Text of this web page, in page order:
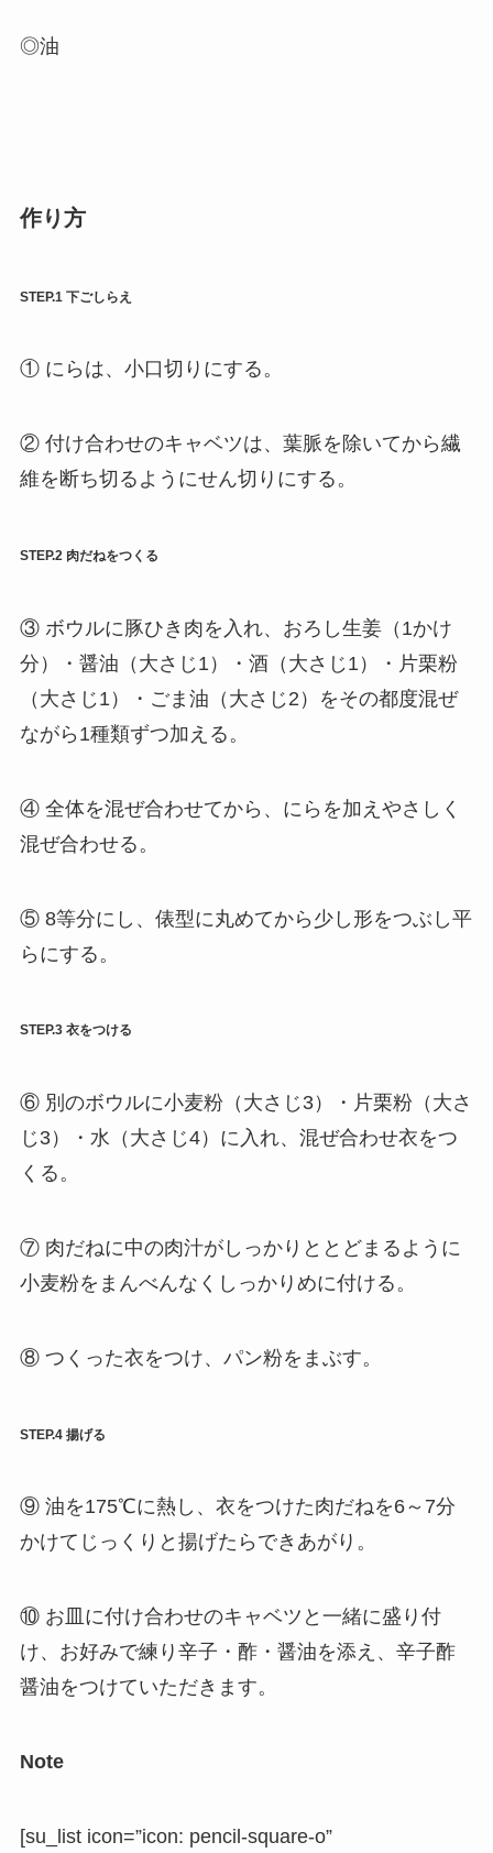
◎油
作り方
STEP.1 下ごしらえ
① にらは、小口切りにする。
② 付け合わせのキャベツは、葉脈を除いてから繊
維を断ち切るようにせん切りにする。
STEP.2 肉だねをつくる
③ ボウルに豚ひき肉を入れ、おろし生姜（1かけ
分）・醤油（大さじ1）・酒（大さじ1）・片栗粉
（大さじ1）・ごま油（大さじ2）をその都度混ぜ
ながら1種類ずつ加える。
④ 全体を混ぜ合わせてから、にらを加えやさしく
混ぜ合わせる。
⑤ 8等分にし、俵型に丸めてから少し形をつぶし平
らにする。
STEP.3 衣をつける
⑥ 別のボウルに小麦粉（大さじ3）・片栗粉（大さ
じ3）・水（大さじ4）に入れ、混ぜ合わせ衣をつ
くる。
⑦ 肉だねに中の肉汁がしっかりととどまるように
小麦粉をまんべんなくしっかりめに付ける。
⑧ つくった衣をつけ、パン粉をまぶす。
STEP.4 揚げる
⑨ 油を175℃に熱し、衣をつけた肉だねを6～7分
かけてじっくりと揚げたらできあがり。
⑩ お皿に付け合わせのキャベツと一緒に盛り付
け、お好みで練り辛子・酢・醤油を添え、辛子酢
醤油をつけていただきます。
Note
[su_list icon=”icon: pencil-square-o”